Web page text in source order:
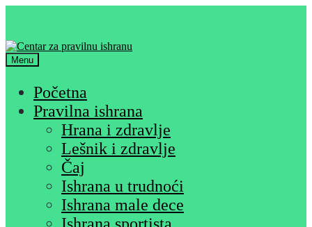
Menu
Početna
Pravilna ishrana
Hrana i zdravlje
Lešnik i zdravlje
Čaj
Ishrana u trudnoći
Ishrana male dece